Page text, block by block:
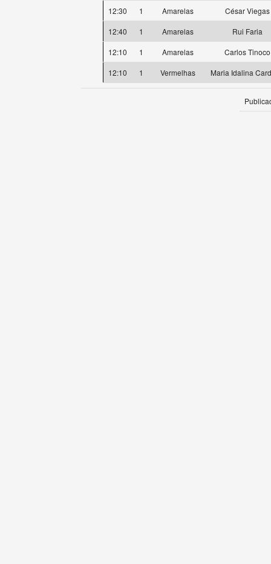
12:30
1 Amarelas
César Viegas
12:40
1 Amarelas
Rui Faria
12:10
1 Amarelas
Carlos Tinoco
12:10
1 Vermelhas Maria Idalina